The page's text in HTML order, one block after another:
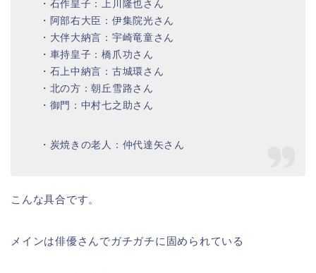
・石作皇子：上川隆也さん
・阿部右大臣：伊集院光さん
・大伴大納言：宇崎竜童さん
・車持皇子：橋爪功さん
・石上中納言：古城環さん
・北の方：朝丘雪路さん
・御門：中村七之助さん
・炭焼きの老人：仲代達矢さん
こんな具合です。
メインは俳優さんでガチガチに固められている